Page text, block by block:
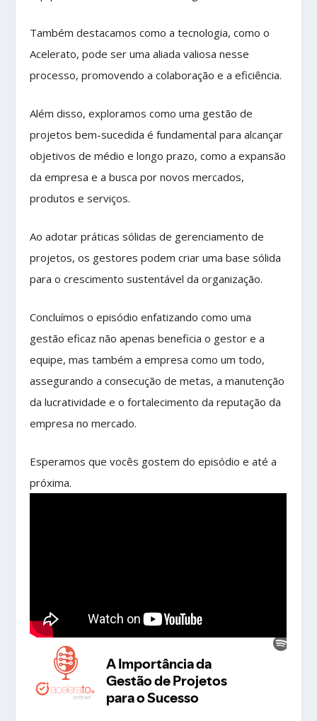
Também destacamos como a tecnologia, como o
Acelerato, pode ser uma aliada valiosa nesse
processo, promovendo a colaboração e a eficiência.
Além disso, exploramos como uma gestão de
projetos bem-sucedida é fundamental para alcançar
objetivos de médio e longo prazo, como a expansão
da empresa e a busca por novos mercados,
produtos e serviços.
Ao adotar práticas sólidas de gerenciamento de
projetos, os gestores podem criar uma base sólida
para o crescimento sustentável da organização.
Concluímos o episódio enfatizando como uma
gestão eficaz não apenas beneficia o gestor e a
equipe, mas também a empresa como um todo,
assegurando a consecução de metas, a manutenção
da lucratividade e o fortalecimento da reputação da
empresa no mercado.
Esperamos que vocês gostem do episódio e até a
próxima.